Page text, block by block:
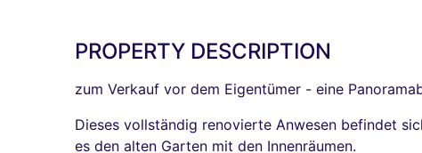
PROPERTY DESCRIPTION
zum Verkauf vor dem Eigentümer - eine
Dieses vollständig renovierte Anwesen befindet
es den alten Garten mit den Innenräumen.